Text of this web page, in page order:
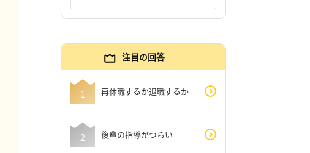
注目の回答
再休職するか退職するか
後輩の指導がつらい